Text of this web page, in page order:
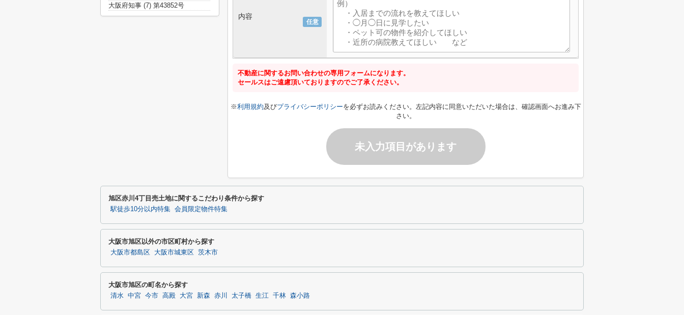
任意
内容
不動産に関するお問い合わせの専用フォームになります。
セールスはご遠慮頂いておりますのでご了承ください。
※利用規約及びプライバシーポリシーを必ずお読みください。左記内容に同意いただいた場合は、確認画面へお進み下
さい。
未入力項目があります
大阪府知事 (7) 第43852号
旭区赤川4丁目売土地に関するこだわり条件から探す
駅徒歩10分以内特集 会員限定物件特集
大阪市旭区以外の市区町村から探す
大阪市都島区 大阪市城東区 茨木市
大阪市旭区の町名から探す
清水 中宮 今市 高殿 大宮 新森 赤川 太子橋 生江 千林 森小路